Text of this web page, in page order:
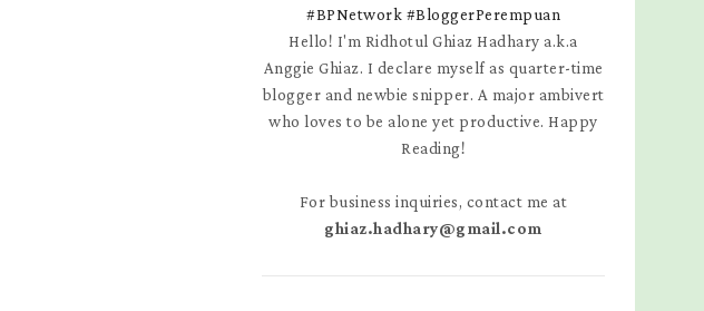
#BPNetwork #BloggerPerempuan
Hello! I'm Ridhotul Ghiaz Hadhary a.k.a
Anggie Ghiaz. I declare myself as quarter-time
blogger and newbie snipper. A major ambivert
who loves to be alone yet productive. Happy
Reading!
For business inquiries, contact me at
ghiaz.hadhary@gmail.com